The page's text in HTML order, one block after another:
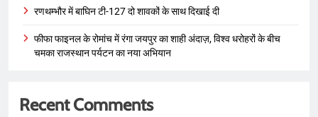
रणथम्भौर में बाघिन टी-127 दो शावकों के साथ दिखाई दी
फीफा फाइनल के रोमांच में रंगा जयपुर का शाही अंदाज़, विश्व धरोहरों के बीच
चमका राजस्थान पर्यटन का नया अभियान
Recent Comments